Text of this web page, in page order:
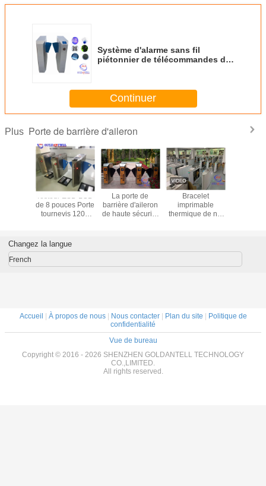
Système d'alarme sans fil
piétonnier de télécommandes de
Continuer
Plus Porte de barrière d'aileron
et
de
Testeur ESD LCD
de 8 pouces Porte
tournevis 1200
La porte de
barrière d'aileron
de haute sécurité
menée variable
Bracelet
imprimable
thermique de nfc
de la Chine de
d'acier inoxydable
d'accès
Changez la langue
French
Accueil | À propos de nous| Nous contacter| Plan du site | Politique de
confidentialité
Vue de bureau
Copyright © 2016 - 2026 SHENZHEN GOLDANTELL TECHNOLOGY
CO.,LIMITED.
All rights reserved.